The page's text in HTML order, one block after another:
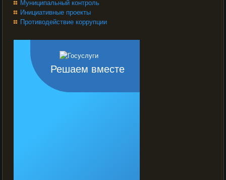
Муниципальный контроль
Инициативные проекты
Противодействие коррупции
Решаем вместе